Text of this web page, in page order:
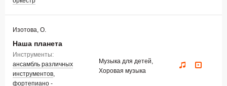
Изотова, О.
Наша планета
Инструменты:
ансамбль различных
инструментов,
фортепиано -
Музыка для детей,
Хоровая музыка